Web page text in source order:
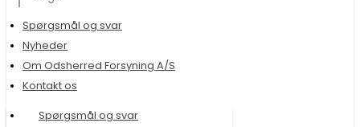
Spørgsmål og svar
Nyheder
Om Odsherred Forsyning A/S
Kontakt os
Spørgsmål og svar